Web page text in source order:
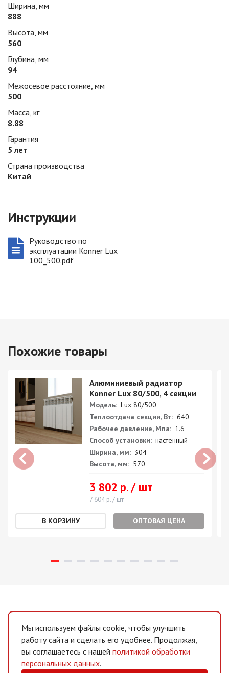
Ширина, мм
888
Высота, мм
560
Глубина, мм
94
Межосевое расстояние, мм
500
Масса, кг
8.88
Гарантия
5 лет
Страна производства
Китай
Инструкции
Руководство по
эксплуатации Konner Lux
100_500.pdf
Похожие товары
Алюминиевый радиатор
Konner Lux 80/500, 4 секции
Модель: Lux 80/500
Теплоотдача секции, Вт: 640
Рабочее давление, Мпа: 1.6
Способ установки: настенный
Ширина, мм: 304
Высота, мм: 570
3 802 р. / шт
7 604 р. / шт
ОПТОВАЯ ЦЕНА
Мы используем файлы cookie, чтобы улучшить
работу сайта и сделать его удобнее. Продолжая,
вы соглашаетесь с нашей политикой обработки
персональных данных.